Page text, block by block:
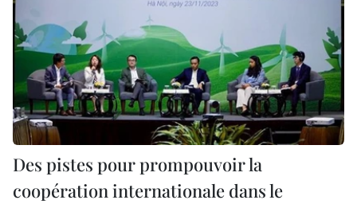
Des pistes pour prompouvoir la
coopération internationale dans le